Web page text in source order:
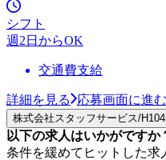
シフト
週2日からOK
交通費支給
詳細を見る 応募画面に進む
株式会社スタッフサービス/
以下の求人はいかがですか
条件を緩めてヒットした求